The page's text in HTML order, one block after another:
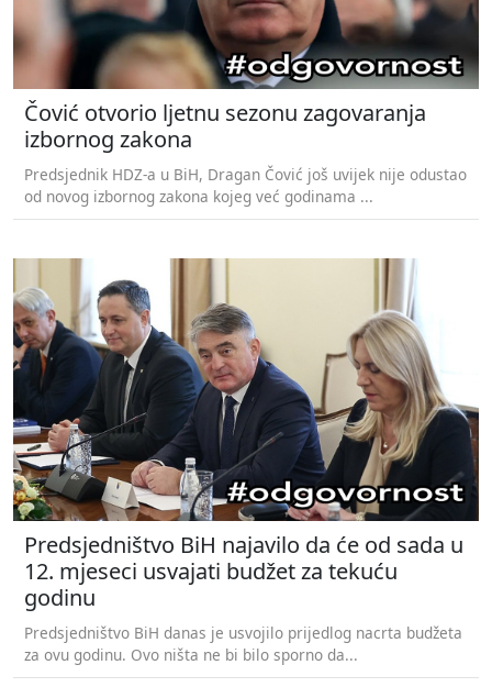
Čović otvorio ljetnu sezonu zagovaranja
izbornog zakona
Predsjednik HDZ-a u BiH, Dragan Čović još uvijek nije odustao
od novog izbornog zakona kojeg već godinama ...
Predsjedništvo BiH najavilo da će od sada u
12. mjeseci usvajati budžet za tekuću
godinu
Predsjedništvo BiH danas je usvojilo prijedlog nacrta budžeta
za ovu godinu. Ovo ništa ne bi bilo sporno da...